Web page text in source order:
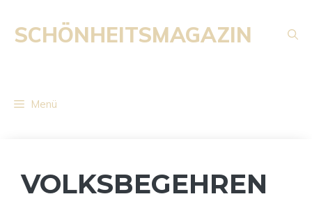
Inhalt
springen
SCHÖNHEITSMAGAZIN
Menü
VOLKSBEGEHREN